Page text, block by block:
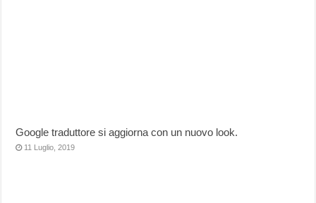
Google traduttore si aggiorna con un nuovo look.
11 Luglio, 2019